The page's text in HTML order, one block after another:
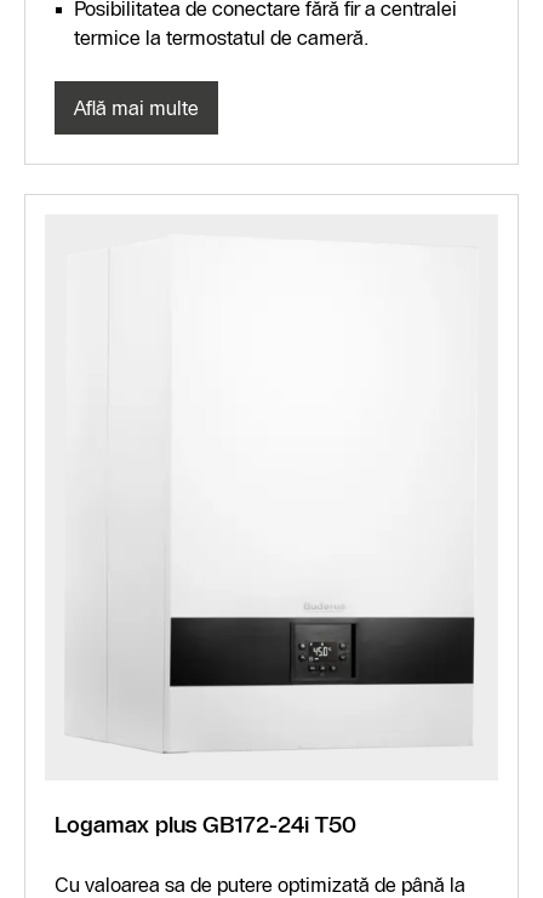
Posibilitatea de conectare fără fir a centralei
termice la termostatul de cameră.
Află mai multe
Logamax plus GB172-24i T50
Cu valoarea sa de putere optimizată de până la